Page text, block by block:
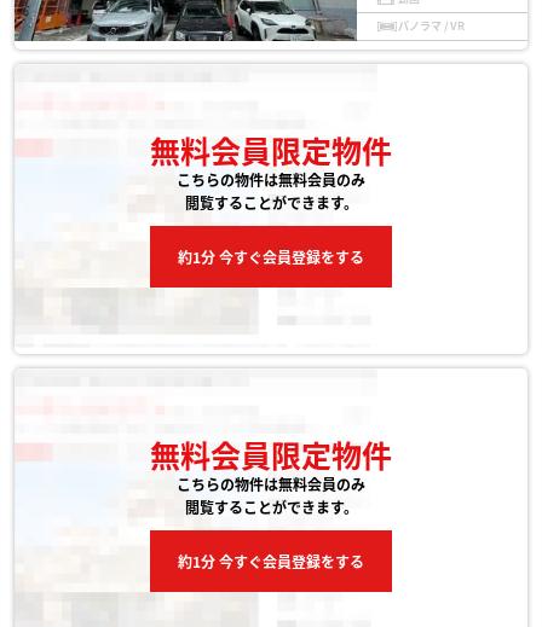
パノラマ / VR
無料会員限定物件
こちらの物件は無料会員のみ
閲覧することができます。
約1分 今すぐ会員登録をする
無料会員限定物件
こちらの物件は無料会員のみ
閲覧することができます。
約1分 今すぐ会員登録をする